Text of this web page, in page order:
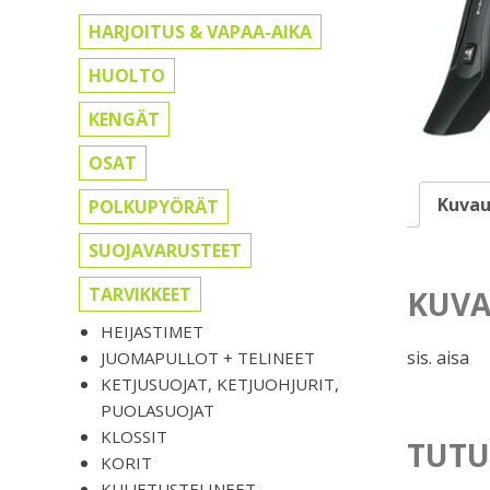
HARJOITUS & VAPAA-AIKA
HUOLTO
KENGÄT
OSAT
POLKUPYÖRÄT
SUOJAVARUSTEET
TARVIKKEET
HEIJASTIMET
JUOMAPULLOT + TELINEET
KETJUSUOJAT, KETJUOHJURIT,
PUOLASUOJAT
KLOSSIT
KORIT
sis. aisa